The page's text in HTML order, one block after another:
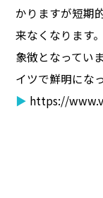
かりますが短期
来なくなります
象徴となってい
イツで鮮明にな
▶ https://